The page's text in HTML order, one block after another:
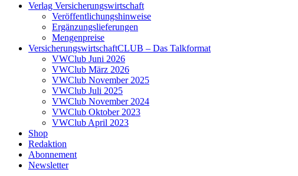
Verlag Versicherungswirtschaft
Veröffentlichungshinweise
Ergänzungslieferungen
Mengenpreise
VersicherungswirtschaftCLUB – Das Talkformat
VWClub Juni 2026
VWClub März 2026
VWClub November 2025
VWClub Juli 2025
VWClub November 2024
VWClub Oktober 2023
VWClub April 2023
Shop
Redaktion
Abonnement
Newsletter